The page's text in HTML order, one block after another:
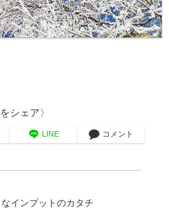
シェア〉
LINE コメント
インプットのカタチ